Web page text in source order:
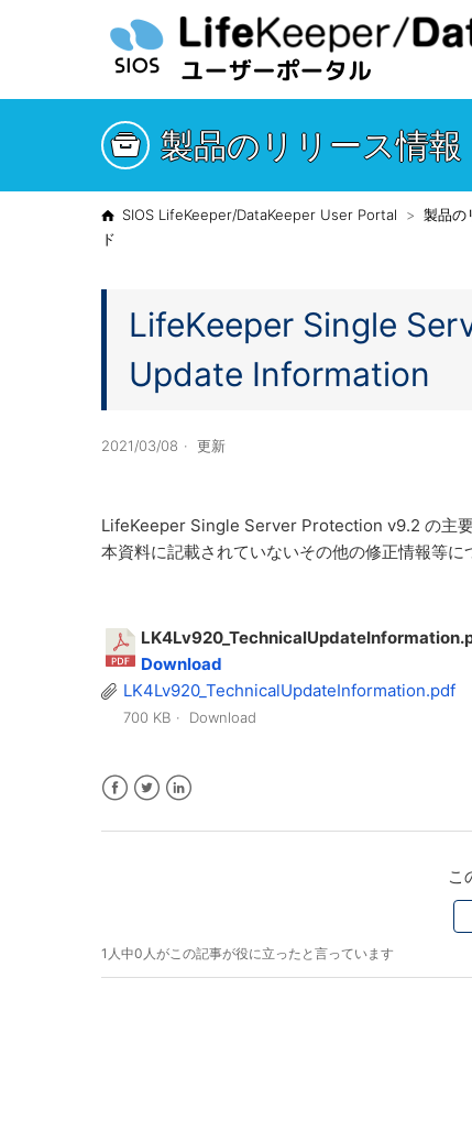
製品のリリース情報
SIOS LifeKeeper/DataKeeper User Portal 製品の
ド
LifeKeeper Single
Update Information
2021/03/08 更新
LifeKeeper Single Server Protection v9.2 の主要
本資料に記載されていないその他の修正情報等に
Download
LK4Lv920_TechnicalUpdateInformation.pdf
700 KB Download
こ
1人中0人がこの記事が役に立ったと言っています